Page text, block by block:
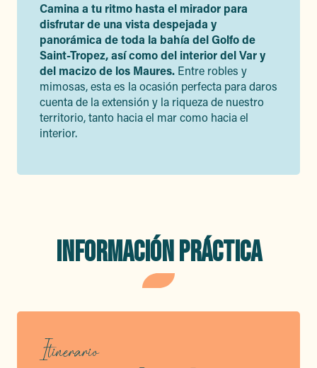
Camina a tu ritmo hasta el mirador para
disfrutar de una vista despejada y
panorámica de toda la bahía del Golfo de
Saint-Tropez, así como del interior del Var y
del macizo de los Maures. Entre robles y
mimosas, esta es la ocasión perfecta para daros
cuenta de la extensión y la riqueza de nuestro
territorio, tanto hacia el mar como hacia el
interior.
INFORMACIÓN PRÁCTICA
Itinerario